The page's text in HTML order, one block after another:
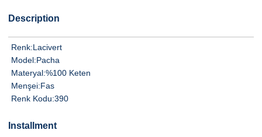
Description
Renk:Lacivert
Model:Pacha
Materyal:%100 Keten
Menşei:Fas
Renk Kodu:390
Installment